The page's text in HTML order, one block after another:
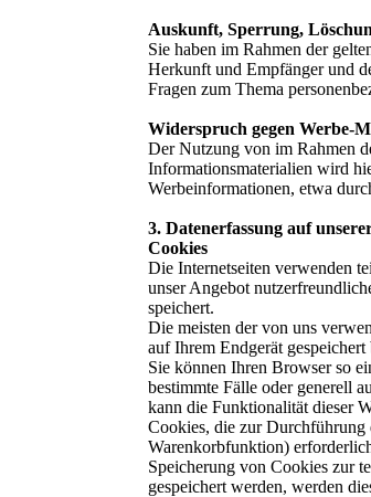
Auskunft, Sperrung,
Sie haben im Rahmen der
Herkunft und Empfänger und
Fragen zum Thema
Widerspruch gegen Werbe-
Der Nutzung von im Rahmen
Informationsmaterialien wird
Werbeinformationen, etwa
3. Datenerfassung auf
Cookies
Die Internetseiten verwenden
unser Angebot
speichert.
Die meisten der von uns
auf Ihrem Endgerät
Sie können Ihren Browser so
bestimmte Fälle oder generell
kann die Funktionalität dieser
Cookies, die zur Durchführung
Warenkorbfunktion)
Speicherung von Cookies zur
gespeichert werden, werden